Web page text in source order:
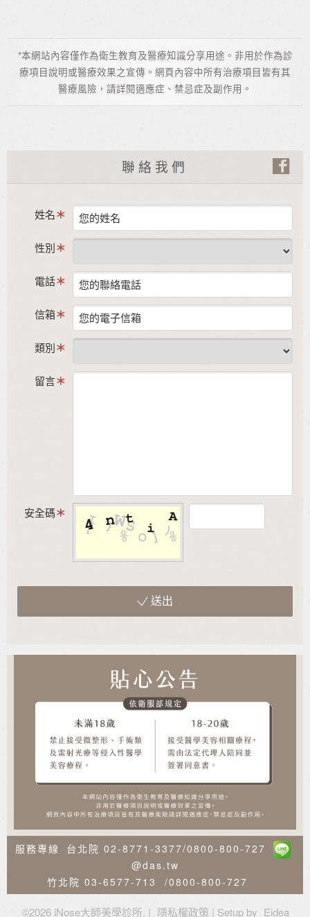
*本網站內容僅作為衛生教育及醫療知識分享用途。非用於作為診
療項目說明或醫療效果之宣傳。網頁內容中所有治療項目皆有其
醫療風險，請詳閱適應症、禁忌症及副作用。
聯絡我們
姓名
性別
電話
信箱
類別
留言
安全碼
送出
服務專線 台北院 02-8771-3377/0800-800-727
@das.tw
竹北院 03-6577-713 /0800-800-727
©2026 iNose大師美學診所. | 隱私權政策 | Setup by Eidea